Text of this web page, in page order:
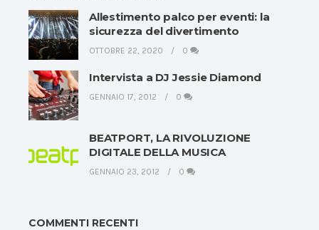
Allestimento palco per eventi: la
sicurezza del divertimento
OTTOBRE 22, 2020 0
Intervista a DJ Jessie Diamond
GENNAIO 17, 2012 0
BEATPORT, LA RIVOLUZIONE
DIGITALE DELLA MUSICA
GENNAIO 23, 2012 0
COMMENTI RECENTI